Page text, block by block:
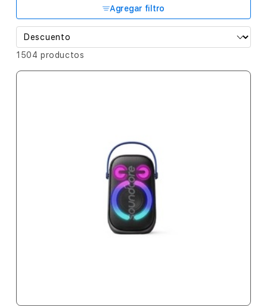
Agregar filtro
1504 productos